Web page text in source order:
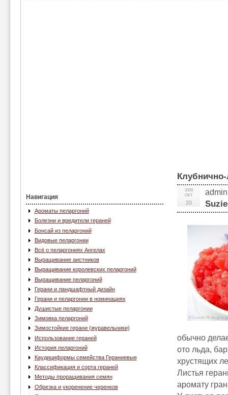
Навигация
Ароматы пеларгоний
Болезни и вредители гераней
Бонсай из пеларгоний
Видовые пеларгонии
Всё о пеларгониях Ангелах
Выращивание аистников
Выращивание королевских пеларгоний
Выращивание пеларгоний
Герани и ландшафтный дизайн
Герани и пеларгонии в номинациях
Душистые пеларгонии
Зимовка пеларгоний
Зимостойкие герани (журавельники)
Использование гераней
История пеларгоний
Каудициформы семейства Гераниевые
Классификация и сорта гераней
Методы проращивания семян
Обрезка и укоренение черенков
2009
ОКТ
20
admin
обычно
ото льда,
хрустящих
Листья
аромату